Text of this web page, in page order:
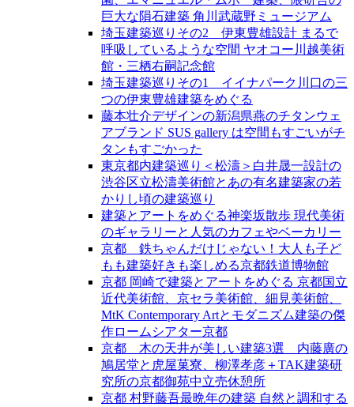
巨大な隕石建築 角川武蔵野ミュージアム
埼玉建築巡りその2 伊東豊雄設計 まるで
呼吸しているような空間 ヤオコー川越美術
館・三栖右嗣記念館
埼玉建築巡りその1 イイナパーク川口の三
つの伊東豊雄建築をめぐる
藤本壮介デザインの新潟県燕のチタンウェ
アブランド SUS gallery は空間もすごいがチ
タンもすごかった
東京都内建築巡り＜松濤＞白井晟一設計の
渋谷区立松濤美術館とあの有名建築家の若
かりし頃の建築巡り
建築とアートをめぐる神楽坂散歩 現代美術
のギャラリーと人気のカフェやベーカリー
京都 鉄ちゃんだけじゃない！大人も子ど
もも建築好きも楽しめる京都鉄道博物館
京都 岡崎で建築とアートをめぐる 京都国立
近代美術館、京セラ美術館、細見美術館、
MtK Contemporary Artとモダニズム建築の傑
作ロームシアター京都
京都 木の天井が美しい建築3選 内藤廣の
鳩居堂と虎屋菓寮、柳澤孝彦＋TAK建築研
究所の京都御苑中立売休憩所
京都 村野藤吾最晩年の建築 自然と調和する